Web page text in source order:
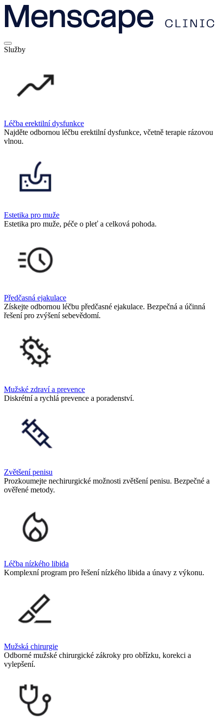
Služby
Léčba erektilní dysfunkce
Najděte odbornou léčbu erektilní dysfunkce, včetně terapie rázovou
vlnou.
Estetika pro muže
Estetika pro muže, péče o pleť a celková pohoda.
Předčasná ejakulace
Získejte odbornou léčbu předčasné ejakulace. Bezpečná a účinná
řešení pro zvýšení sebevědomí.
Mužské zdraví a prevence
Diskrétní a rychlá prevence a poradenství.
Zvětšení penisu
Prozkoumejte nechirurgické možnosti zvětšení penisu. Bezpečné a
ověřené metody.
Léčba nízkého libida
Komplexní program pro řešení nízkého libida a únavy z výkonu.
Mužská chirurgie
Odborné mužské chirurgické zákroky pro obřízku, korekci a
vylepšení.